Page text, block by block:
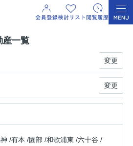
産一覧
変更
変更
/有本 /園部 /和歌浦東 /六十谷 /